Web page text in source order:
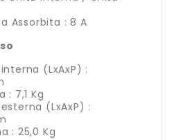
Assorbita : 8 A
(LxAxP) :
: 7,1 Kg
(LxAxP) :
: 25,0 Kg